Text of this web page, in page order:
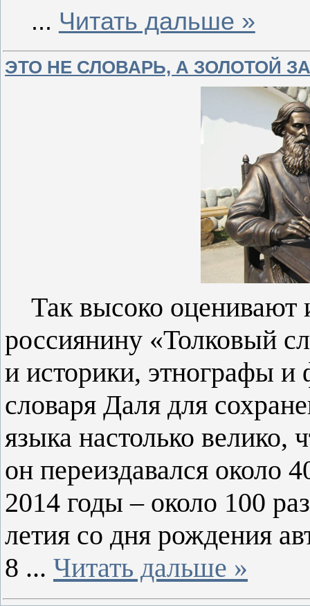
... Читать дальше »
ЭТО НЕ СЛОВАРЬ, А ЗОЛОТОЙ
Так высоко оценивают
россиянину «Толковый
и историки, этнографы и
словаря Даля для
языка настолько велико,
он переиздавался около
2014 годы – около 100
летия со дня рождения
8 ... Читать дальше »